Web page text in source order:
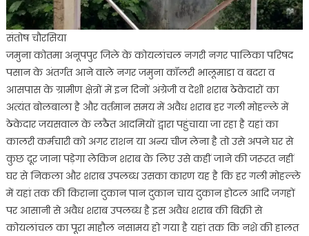
संतोष चौरसिया
जमुना कोतमा अनूपपुर जिले के कोयलांचल नगरी नगर पालिका परिषद
पसान के अंतर्गत आने वाले नगर जमुना कॉलरी भालूमाडा व बदरा व
आसपास के ग्रामीण क्षेत्रों में इन दिनों अंग्रेजी व देशी शराब ठेकेदारों का
अत्यंत बोलबाला है और वर्तमान समय में अवैध शराब हर गली मोहल्ले में
ठेकेदार जयसवाल के लठैत आदमियों द्वारा पहुंचाया जा रहा है यहां का
कालरी कर्मचारी को अगर राशन या अन्य चीज लेना है तो उसे अपने घर से
कुछ दूर जाना पड़ेगा लेकिन शराब के लिए उसे कहीं जाने की जरूरत नहीं
घर से निकला और शराब उपलब्ध उसका कारण यह है कि हर गली मोहल्ले
में यहां तक की किराना दुकान पान दुकान चाय दुकान होटल आदि जगहों
पर आसानी से अवैध शराब उपलब्ध है इस अवैध शराब की बिक्री से
कोयलांचल का पूरा माहौल नसामय हो गया है यहां तक कि नशे की हालत